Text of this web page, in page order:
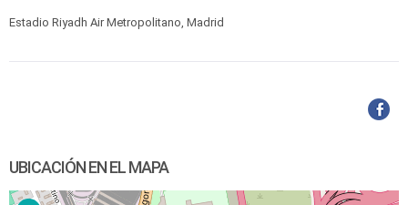
Estadio Riyadh Air Metropolitano, Madrid
UBICACIÓN EN EL MAPA